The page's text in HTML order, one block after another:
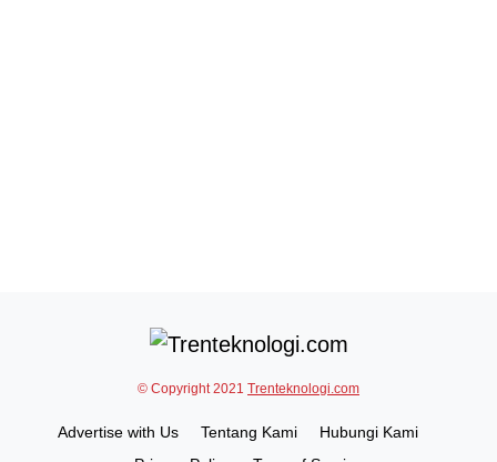
© Copyright 2021 Trenteknologi.com
Advertise with Us Tentang Kami
Hubungi Kami